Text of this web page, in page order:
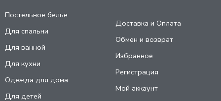
Постельное белье
Для спальни
Для ванной
Для кухни
Одежда для дома
Для детей
Доставка и Оплата
Обмен и возврат
Избранное
Регистрация
Мой аккаунт